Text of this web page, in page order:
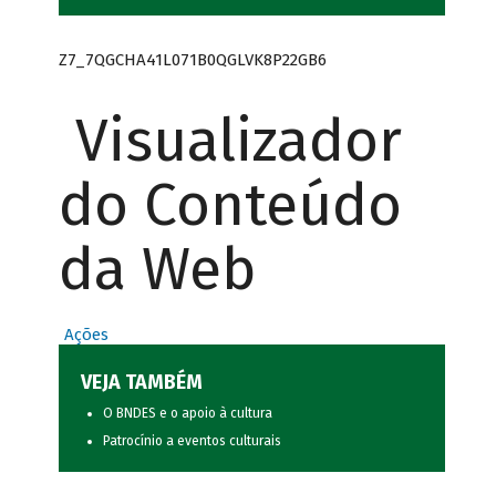
Z7_7QGCHA41L071B0QGLVK8P22GB6
Visualizador
do Conteúdo
da Web
Ações
VEJA TAMBÉM
O BNDES e o apoio à cultura
Patrocínio a eventos culturais